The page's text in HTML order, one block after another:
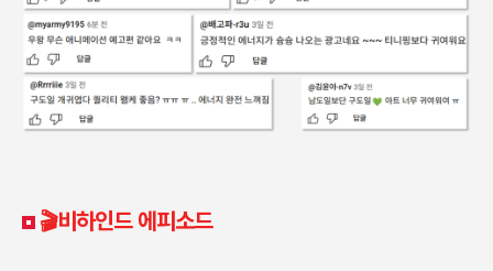
🎬비하인드 에피소드